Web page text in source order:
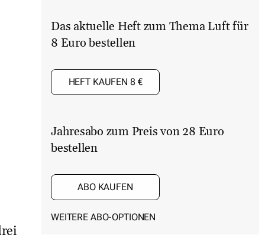
Das aktuelle Heft zum Thema Luft für
8 Euro bestellen
HEFT KAUFEN 8 €
Jahresabo zum Preis von 28 Euro
bestellen
ABO KAUFEN
WEITERE ABO-OPTIONEN